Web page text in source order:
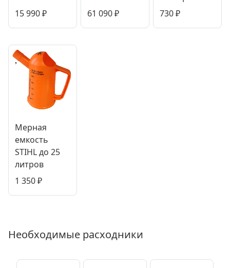
15 990₽
61 090₽
730₽
Мерная
емкость
STIHL до 25
литров
1 350₽
Необходимые расходники